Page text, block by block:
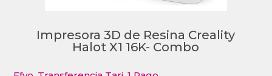
Impresora 3D de Resina Creality
Halot X1 16K- Combo